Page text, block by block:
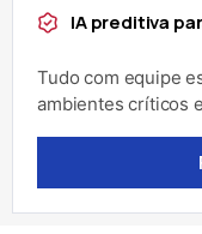
IA preditiva
Tudo com equipe
ambientes críticos